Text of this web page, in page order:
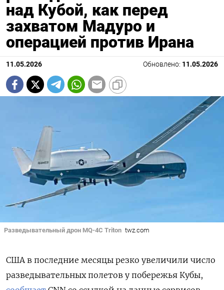
над Кубой, как перед
захватом Мадуро и
операцией против Ирана
11.05.2026 Обновлено: 11.05.2026
Разведывательный дрон MQ-4C Triton twz.com
США в последние месяцы резко увеличили число
разведывательных полетов у побережья Кубы,